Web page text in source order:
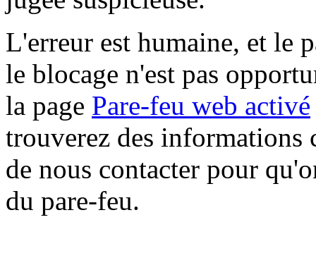
L'erreur est humaine, et le
le blocage n'est pas
la page Pare-feu web activé
trouverez des informations
de nous contacter pour
du pare-feu.